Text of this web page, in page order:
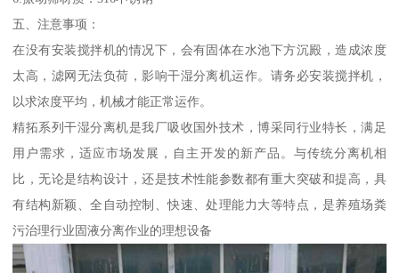
五、注意事项：
在没有安装搅拌机的情况下，会有固体在水池下方沉殿，造成浓度
太高，滤网无法负荷，影响干湿分离机运作。请务必安装搅拌机，
以求浓度平均，机械才能正常运作。
精拓系列干湿分离机是我厂吸收国外技术，博采同行业特长，满足
用户需求，适应市场发展，自主开发的新产品。与传统分离机相
比，无论是结构设计，还是技术性能参数都有重大突破和提高，具
有结构新颖、全自动控制、快速、处理能力大等特点，是养殖场粪
污治理行业固液分离作业的理想设备